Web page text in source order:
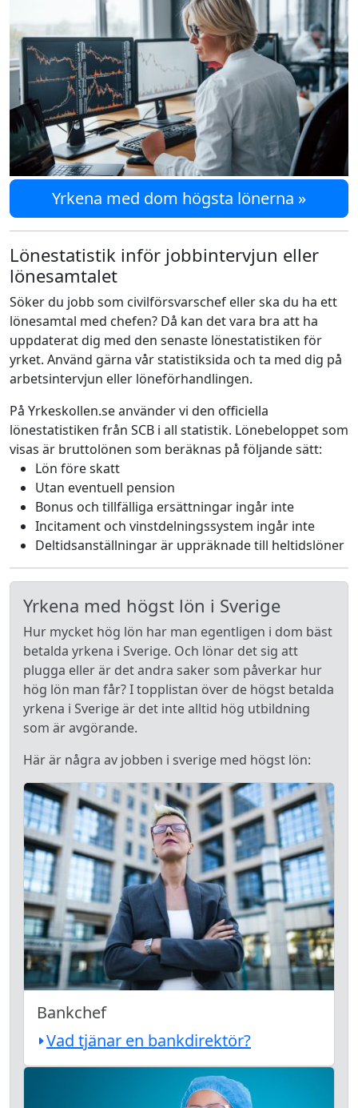
Yrkena med dom högsta lönerna »
Lönestatistik inför jobbintervjun eller
lönesamtalet
Söker du jobb som civilförsvarschef eller ska du ha ett
lönesamtal med chefen? Då kan det vara bra att ha
uppdaterat dig med den senaste lönestatistiken för
yrket. Använd gärna vår statistiksida och ta med dig på
arbetsintervjun eller löneförhandlingen.
På Yrkeskollen.se använder vi den officiella
lönestatistiken från SCB i all statistik. Lönebeloppet som
visas är bruttolönen som beräknas på följande sätt:
Lön före skatt
Utan eventuell pension
Bonus och tillfälliga ersättningar ingår inte
Incitament och vinstdelningssystem ingår inte
Deltidsanställningar är uppräknade till heltidslöner
Yrkena med högst lön i Sverige
Hur mycket hög lön har man egentligen i dom bäst
betalda yrkena i Sverige. Och lönar det sig att
plugga eller är det andra saker som påverkar hur
hög lön man får? I topplistan över de högst betalda
yrkena i Sverige är det inte alltid hög utbildning
som är avgörande.
Här är några av jobben i sverige med högst lön:
Bankchef
Vad tjänar en bankdirektör?